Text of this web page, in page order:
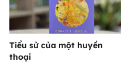
Tiểu sử của một huyền
thoại